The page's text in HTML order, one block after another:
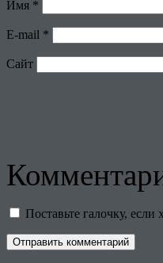
Имя *
E-mail *
Сайт
Поставьте галочку,